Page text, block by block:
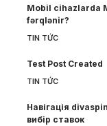
Mobil cihazlarda
fərqlənir?
TIN TỨC
Test Post Created
TIN TỨC
Навігація
вибір ставок